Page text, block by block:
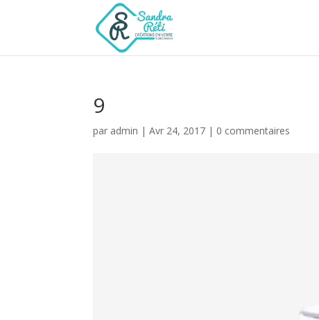
9
par admin |Avr 24, 2017 | 0 commentaires